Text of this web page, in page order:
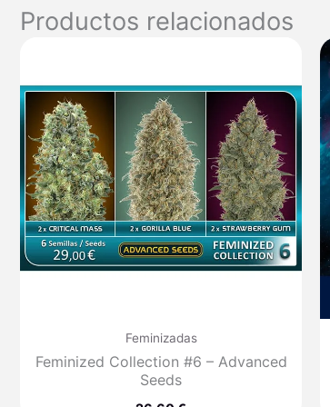
Productos relacionados
Feminizadas
Feminized Collection #6 – Advanced
Seeds